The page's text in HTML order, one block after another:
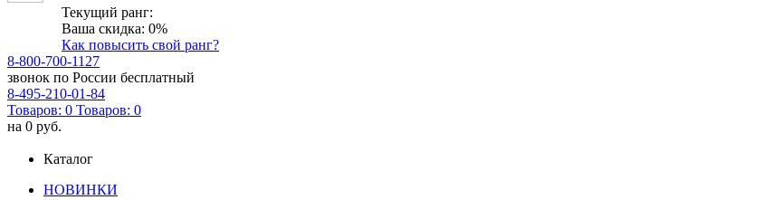
Текущий ранг:
Ваша скидка: 0%
Как повысить свой ранг?
8-800-700-1127
звонок по России бесплатный
8-495-210-01-84
Товаров: 0 Товаров: 0
на 0 руб.
Каталог
НОВИНКИ